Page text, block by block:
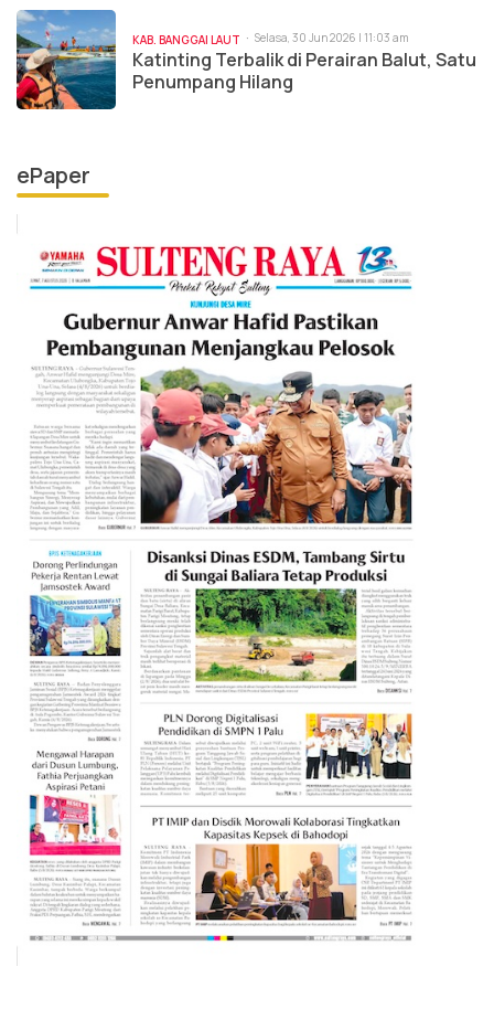
KAB. BANGGAI LAUT Selasa, 30 Jun 2026 | 11:03 am
Katinting Terbalik di Perairan Balut, Satu
Penumpang Hilang
ePaper